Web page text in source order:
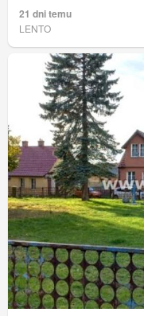
21 dni temu
LENTO